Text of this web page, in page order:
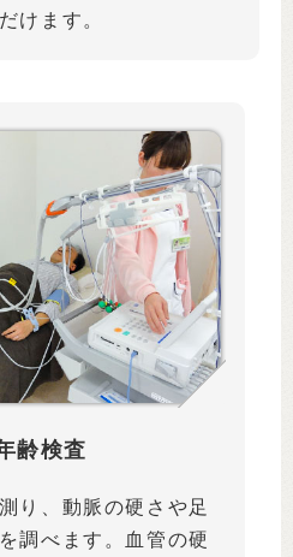
けます。
齢検査
り、動脈の硬さや足
調べます。血管の硬